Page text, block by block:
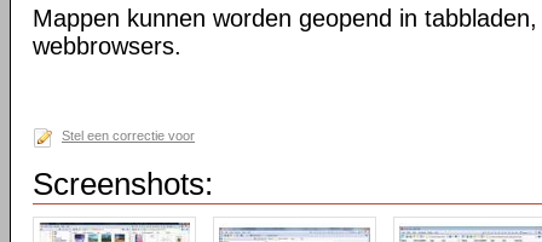
Mappen kunnen worden geopend in
webbrowsers.
Stel een correctie voor
Screenshots: